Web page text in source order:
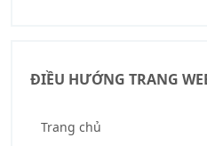
ĐIỀU HƯỚNG TRANG
Trang chủ